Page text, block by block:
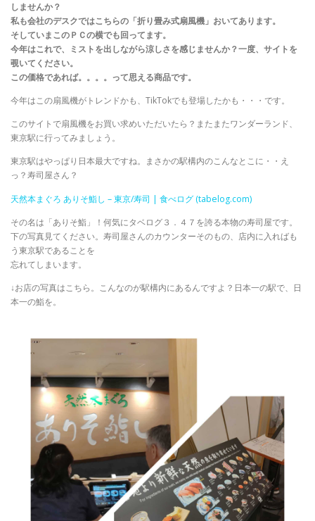
しませんか？
私も会社のデスクではこちらの「折り畳み式扇風機」おいてあります。
そしていまこのＰＣの横でも回ってます。
今年はこれで、ミストを出しながら涼しさを感じませんか？一度、サイトを
覗いてください。
この価格であれば。。。。って思える商品です。
今年はこの扇風機がトレンドかも、TikTokでも登場したかも・・・です。
このサイトで扇風機をお買い求めいただいたら？またまたワンダーランド、
東京駅に行ってみましょう。
東京駅はやっぱり日本最大ですね。まさかの駅構内のこんなとこに・・え
っ？寿司屋さん？
天然本まぐろ ありそ鮨し – 東京/寿司 | 食べログ (tabelog.com)
その名は「ありそ鮨」！何気にタベログ３．４７を誇る本物の寿司屋です。
下の写真見てください。寿司屋さんのカウンターそのもの、店内に入ればも
う東京駅であることを
忘れてしまいます。
↓お店の写真はこちら。こんなのが駅構内にあるんですよ？日本一の駅で、日
本一の鮨を。